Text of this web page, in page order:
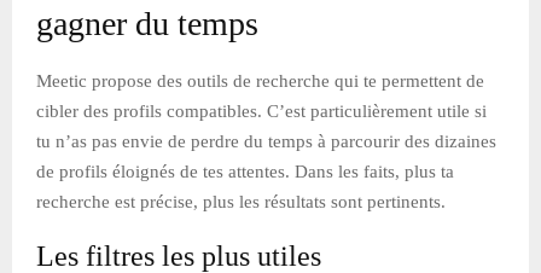
gagner du temps
Meetic propose des outils de recherche qui te permettent de
cibler des profils compatibles. C’est particulièrement utile si
tu n’as pas envie de perdre du temps à parcourir des dizaines
de profils éloignés de tes attentes. Dans les faits, plus ta
recherche est précise, plus les résultats sont pertinents.
Les filtres les plus utiles